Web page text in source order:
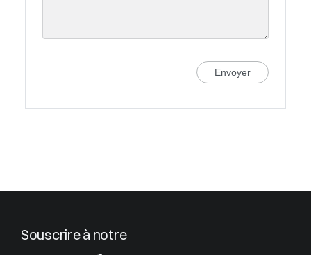
Envoyer
Souscrire à notre